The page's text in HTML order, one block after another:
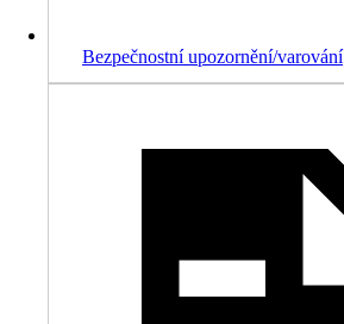
Bezpečnostní upozornění/varování